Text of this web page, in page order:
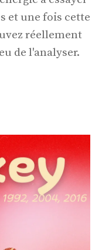
et une fois cette
réellement
de l'analyser.